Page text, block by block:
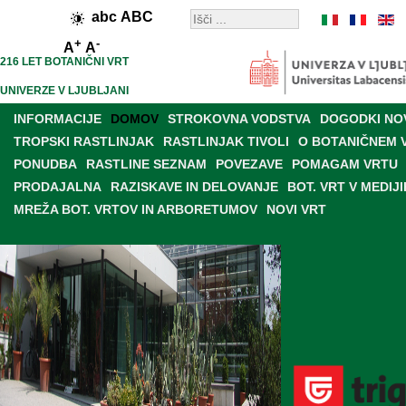
abc ABC
A+ A-
216 LET BOTANIČNI VRT
UNIVERZE V LJUBLJANI
INFORMACIJE DOMOV STROKOVNA VODSTVA
DOGODKI
TROPSKI RASTLINJAK
RASTLINJAK TIVOLI
O BOTANIČNEM
PONUDBA
RASTLINE SEZNAM POVEZAVE
POMAGAM VRTU
PRODAJALNA
RAZISKAVE IN DELOVANJE
BOT. VRT V
MREŽA BOT. VRTOV IN ARBORETUMOV
NOVI VRT